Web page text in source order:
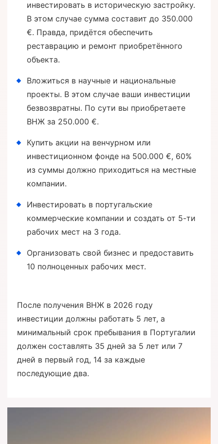
инвестировать в историческую застройку.
В этом случае сумма составит до 350.000
€. Правда, придётся обеспечить
реставрацию и ремонт приобретённого
объекта.
Вложиться в научные и национальные
проекты. В этом случае ваши инвестиции
безвозвратны. По сути вы приобретаете
ВНЖ за 250.000 €.
Купить акции на венчурном или
инвестиционном фонде на 500.000 €, 60%
из суммы должно приходиться на местные
компании.
Инвестировать в португальские
коммерческие компании и создать от 5-ти
рабочих мест на 3 года.
Организовать свой бизнес и предоставить
10 полноценных рабочих мест.
После получения ВНЖ в 2026 году
инвестиции должны работать 5 лет, а
минимальный срок пребывания в Португалии
должен составлять 35 дней за 5 лет или 7
дней в первый год, 14 за каждые
последующие два.